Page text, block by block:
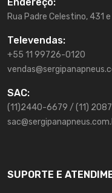
Rua Padre Celestino, 431
Televendas:
+55 11 99726-0120
SAC:
(11)2440-6679 / (11)
SUPORTE E